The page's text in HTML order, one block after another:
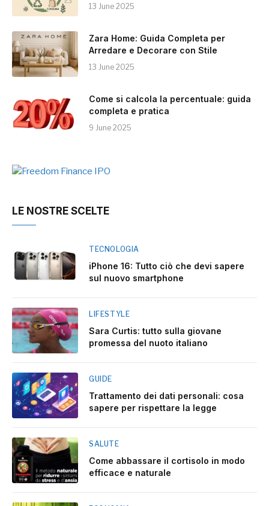
13 June 2025
Zara Home: Guida Completa per
Arredare e Decorare con Stile
13 June 2025
Come si calcola la percentuale: guida
completa e pratica
9 June 2025
LE NOSTRE SCELTE
TECNOLOGIA
iPhone 16: Tutto ciò che devi sapere
sul nuovo smartphone
LIFESTYLE
Sara Curtis: tutto sulla giovane
promessa del nuoto italiano
GUIDE
Trattamento dei dati personali: cosa
sapere per rispettare la legge
SALUTE
Come abbassare il cortisolo in modo
efficace e naturale